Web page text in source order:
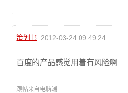
策划书 2012-03-24 09:49:24
百度的产品感觉用着有风险啊
跟帖来自电脑端